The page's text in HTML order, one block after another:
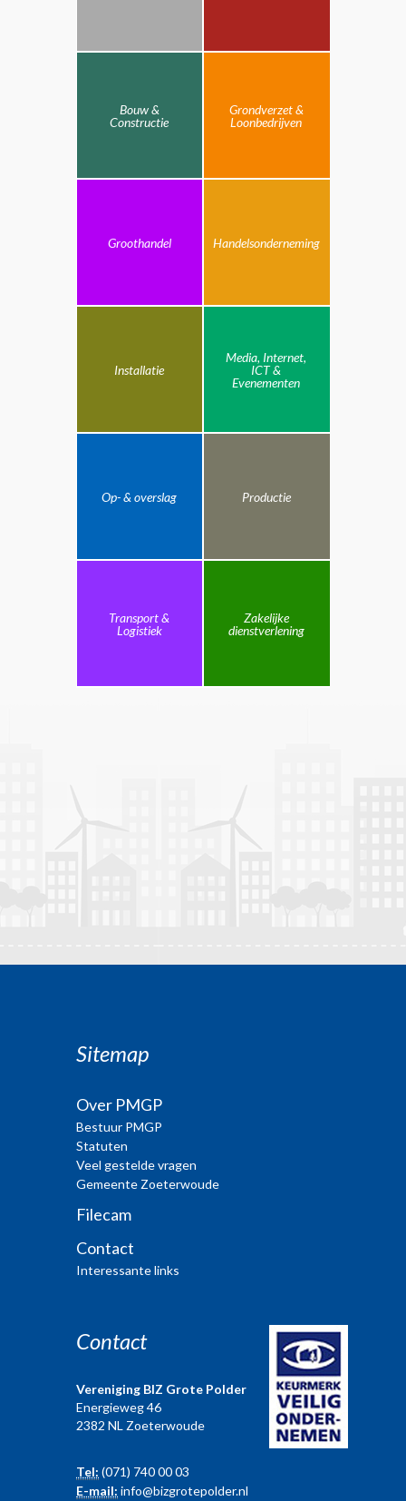
Bouw &
Constructie
Grondverzet &
Loonbedrijven
Groothandel Handelsonderneming
Installatie
Media, Internet,
ICT &
Evenementen
Op- & overslag Productie
Transport &
Logistiek
Zakelijke
dienstverlening
Sitemap
Over PMGP
Bestuur PMGP
Statuten
Veel gestelde vragen
Gemeente Zoeterwoude
Filecam
Contact
Interessante links
Contact
Vereniging BIZ Grote Polder
Energieweg 46
2382 NL Zoeterwoude
Tel: (071) 740 00 03
E-mail: info@bizgrotepolder.nl